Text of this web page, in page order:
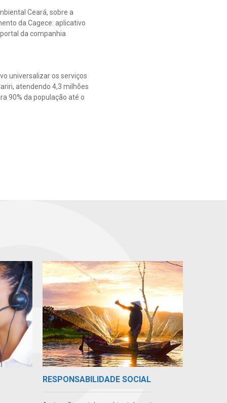
Ceará, sobre a
da Cagece: aplicativo
da companhia
universalizar os serviços
atendendo 4,3 milhões
90% da população até o
RESPONSABILIDADE SOCIAL